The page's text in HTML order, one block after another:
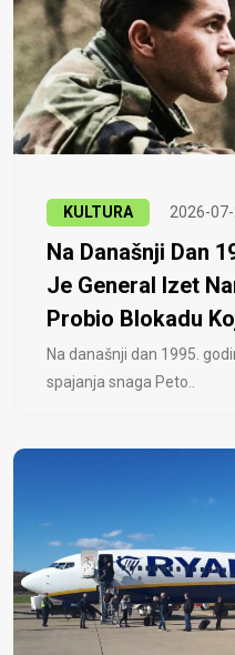
KULTURA 2026-
Na Današnji Dan
Je General Izet
Probio Blokadu
Na današnji dan 1995.
spajanja snaga Peto..